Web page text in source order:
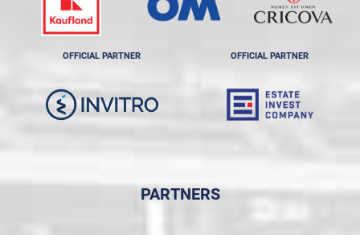
OFFICIAL PARTNER OFFICIAL PARTNER
PARTNERS